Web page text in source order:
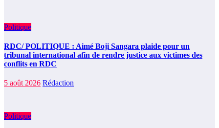
Politique
RDC/ POLITIQUE : Aimé Boji Sangara plaide pour un
tribunal international afin de rendre justice aux victimes des
conflits en RDC
5 août 2026 Rédaction
Politique